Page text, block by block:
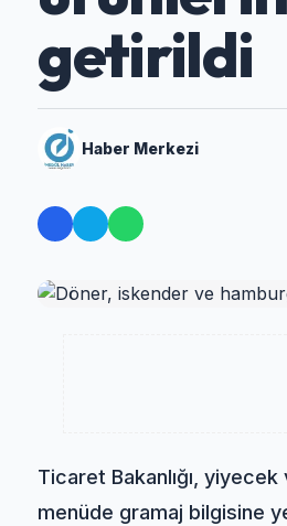
getirildi
Haber Merkezi
Ticaret Bakanlığı,
menüde gramaj bilgisine